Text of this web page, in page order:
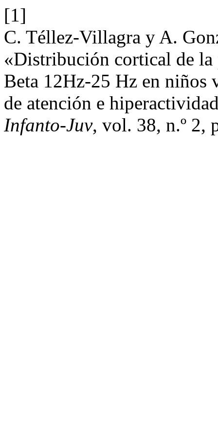
[1]
C. Téllez-Villagra y A.
«Distribución cortical de la
Beta 12Hz-25 Hz en niños
de atención e
Infanto-Juv, vol. 38, n.º 2,